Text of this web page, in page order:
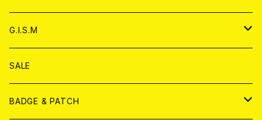
ANALOG
ANALOG
CD
ANALOG
アナログ
DVD
T-shirt & WEAR
G.I.S.M
CD
ANALOG
SALE
BADGE & PATCH